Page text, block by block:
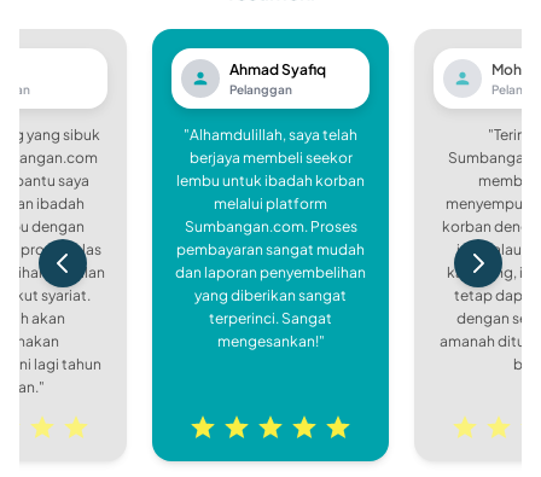
yang sibuk
saya
ibadah
dengan
proses jelas
berjalan
syariat.
akan
ini lagi tahun
Ahmad Syafiq
Pelanggan
"Alhamdulillah, saya telah
berjaya membeli seekor
lembu untuk ibadah korban
melalui platform
Sumbangan.com. Proses
pembayaran sangat mudah
dan laporan penyembelihan
yang diberikan sangat
terperinci. Sangat
mengesankan!"
Mohd
korban
ini.
kampung,
tetap dapat
dengan
amanah